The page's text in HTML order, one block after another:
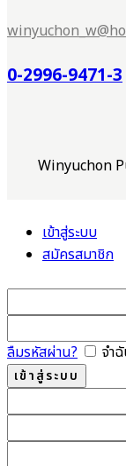
0-2996-9471-3
Winyuchon
เข้าสู่ระบบ
สมัครสมาชิก
ลืมรหัสผ่าน?
จำ